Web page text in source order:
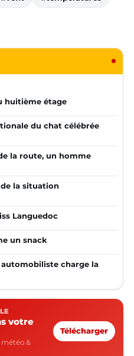
huitième étage
du chat célébrée
la route, un homme
la situation
Languedoc
un snack
charge la
votre
&
Télécharger